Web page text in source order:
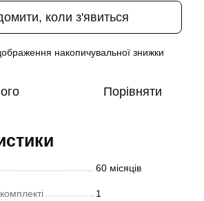
коли з'явиться
накопичувальної знижки
Порівняти
60 місяців
1